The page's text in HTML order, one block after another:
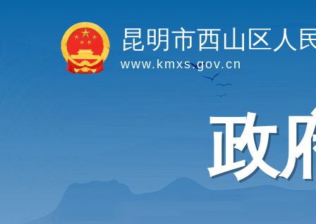
昆明市西山区人
www.kmxs.gov.cn
政